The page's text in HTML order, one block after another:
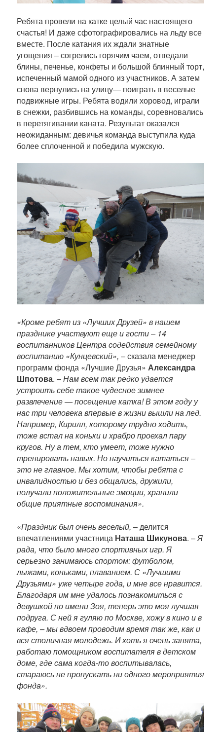
Ребята провели на катке целый час настоящего
счастья! И даже сфотографировались на льду все
вместе. После катания их ждали знатные
угощения – согрелись горячим чаем, отведали
блины, печенье, конфеты и большой блинный торт,
испеченный мамой одного из участников. А затем
снова вернулись на улицу— поиграть в веселые
подвижные игры. Ребята водили хоровод, играли
в снежки, разбившись на команды, соревновались
в перетягивании каната. Результат оказался
неожиданным: девичья команда выступила куда
более сплоченной и победила мужскую.
«Кроме ребят из «Лучших Друзей» в нашем
празднике участвуют еще и гости – 14
воспитанников Центра содействия семейному
воспитанию «Кунцевский», – сказала менеджер
программ фонда «Лучшие Друзья» Александра
Шпотова. –Нам всем так редко удается
устроить себе такое чудесное зимнее
развлечение ­— посещение катка! В этом году у
нас три человека впервые в жизни вышли на лед.
Например, Кирилл, которому трудно ходить,
тоже встал на коньки и храбро проехал пару
кругов. Ну а тем, кто умеет, тоже нужно
тренировать навык. Но научиться кататься –
это не главное. Мы хотим, чтобы ребята с
инвалидностью и без общались, дружили,
получали положительные эмоции, хранили
общие приятные воспоминания».
«Праздник был очень веселый, ­ – делится
впечатлениями участница Наташа Шикунова. –Я
рада, что было много спортивных игр. Я
серьезно занимаюсь спортом: футболом,
лыжами, коньками, плаванием. С «Лучшими
Друзьями» уже четыре года, и мне все нравится.
Благодаря им мне удалось познакомиться с
девушкой по имени Зоя, теперь это моя лучшая
подруга. С ней я гуляю по Москве, хожу в кино и в
кафе, – мы вдвоем проводим время так же, как и
вся столичная молодежь. И хоть я очень занята,
работаю помощником воспитателя в детском
доме, где сама когда-то воспитывалась,
стараюсь не пропускать ни одного мероприятия
фонда».